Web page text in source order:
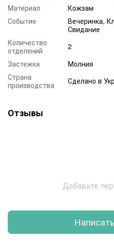
Материал
Кожзам
Событие
Вечеринка,
Свидание
Количество
отделений
2
Застежка
Молния
Страна
производства
Сделано в
Отзывы
Добавьте